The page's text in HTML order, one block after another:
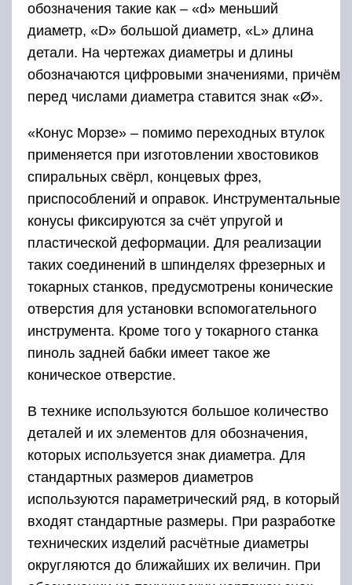
обозначения такие как – «d» меньший
диаметр, «D» большой диаметр, «L» длина
детали. На чертежах диаметры и длины
обозначаются цифровыми значениями, причём
перед числами диаметра ставится знак «Ø».
«Конус Морзе» – помимо переходных втулок
применяется при изготовлении хвостовиков
спиральных свёрл, концевых фрез,
приспособлений и оправок. Инструментальные
конусы фиксируются за счёт упругой и
пластической деформации. Для реализации
таких соединений в шпинделях фрезерных и
токарных станков, предусмотрены конические
отверстия для установки вспомогательного
инструмента. Кроме того у токарного станка
пиноль задней бабки имеет такое же
коническое отверстие.
В технике используются большое количество
деталей и их элементов для обозначения,
которых используется знак диаметра. Для
стандартных размеров диаметров
используются параметрический ряд, в который
входят стандартные размеры. При разработке
технических изделий расчётные диаметры
округляются до ближайших их величин. При